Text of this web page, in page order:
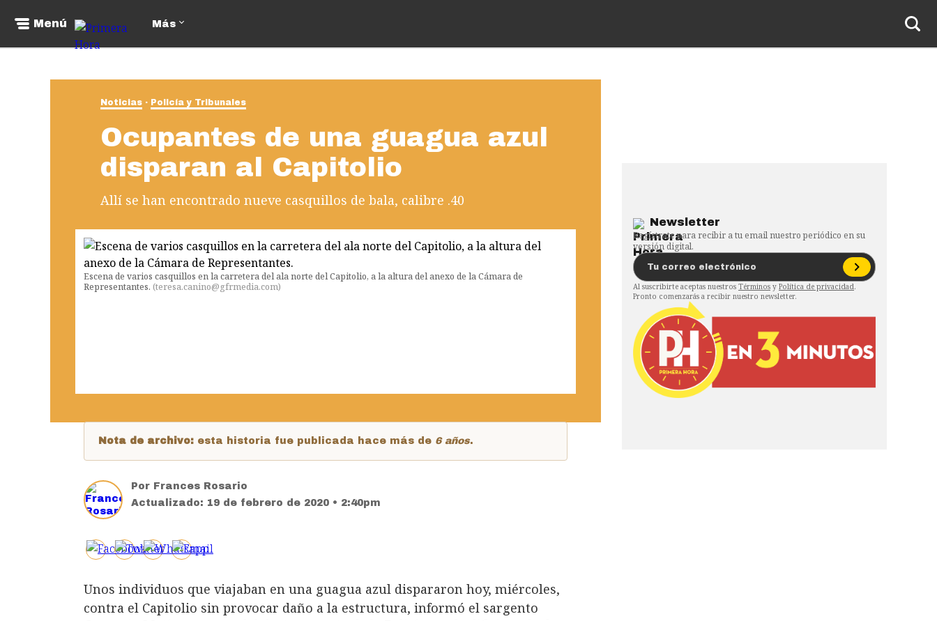
Menú Más
Noticias Policía y Tribunales
Ocupantes de una guagua azul
disparan al Capitolio
Allí se han encontrado nueve casquillos de bala, calibre .40
Escena de varios casquillos en la carretera del ala norte del Capitolio, a la altura del anexo de la Cámara de
Representantes. (teresa.canino@gfrmedia.com)
Nota de archivo: esta historia fue publicada hace más de 6 años.
Por Frances Rosario
Actualizado: 19 de febrero de 2020 • 2:40pm
Unos individuos que viajaban en una guagua azul dispararon hoy, miércoles,
contra el Capitolio sin provocar daño a la estructura, informó el sargento
Newsletter
Regístrate para recibir a tu email nuestro periódico en su
versión digital.
Al suscribirte aceptas nuestros Términos y Política de privacidad.
Pronto comenzarás a recibir nuestro newsletter.